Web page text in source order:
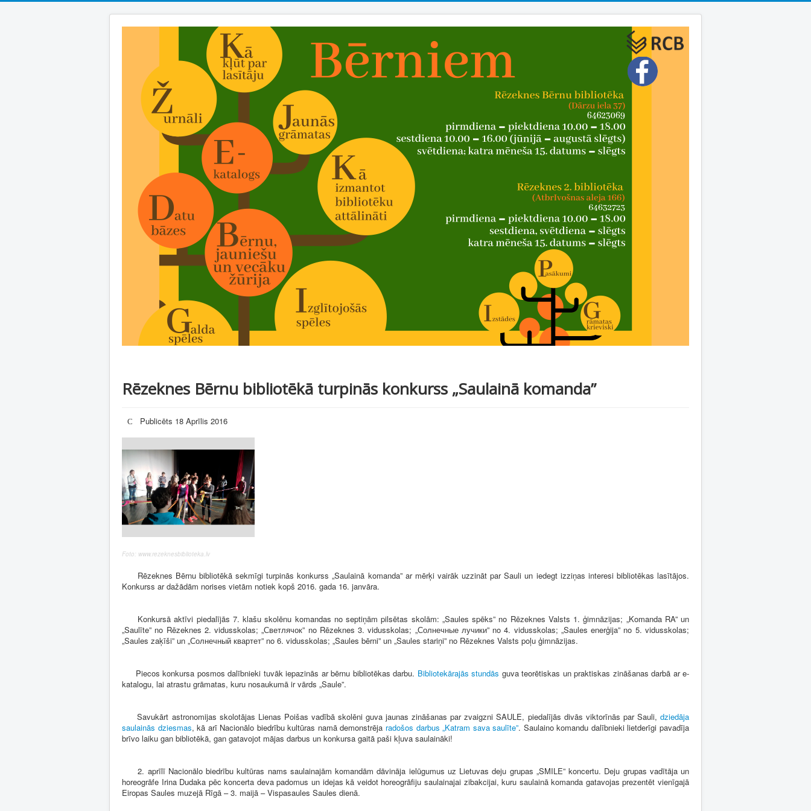
Rēzeknes Bērnu bibliotēkā turpinās konkurss „Saulainā komanda”
Publicēts 18 Aprīlis 2016
Foto: www.rezeknesbiblioteka.lv
Rēzeknes Bērnu bibliotēkā sekmīgi turpinās konkurss „Saulainā komanda” ar mērķi vairāk uzzināt par Sauli un iedegt izziņas interesi bibliotēkas lasītājos.
Konkurss ar dažādām norises vietām notiek kopš 2016. gada 16. janvāra.
Konkursā aktīvi piedalījās 7. klašu skolēnu komandas no septiņām pilsētas skolām: „Saules spēks” no Rēzeknes Valsts 1. ģimnāzijas; „Komanda RA” un
„Saulīte” no Rēzeknes 2. vidusskolas; „Светлячок” no Rēzeknes 3. vidusskolas; „Солнечные лучики” no 4. vidusskolas; „Saules enerģija” no 5. vidusskolas;
„Saules zaķīši” un „Солнечный квартет” no 6. vidusskolas; „Saules bērni” un „Saules stariņi” no Rēzeknes Valsts poļu ģimnāzijas.
Piecos konkursa posmos dalībnieki tuvāk iepazinās ar bērnu bibliotēkas darbu. Bibliotekārajās stundās guva teorētiskas un praktiskas zināšanas darbā ar e-
katalogu, lai atrastu grāmatas, kuru nosaukumā ir vārds „Saule”.
Savukārt astronomijas skolotājas Lienas Poišas vadībā skolēni guva jaunas zināšanas par zvaigzni SAULE, piedalījās divās viktorīnās par Sauli, dziedāja
saulainās dziesmas, kā arī Nacionālo biedrību kultūras namā demonstrēja radošos darbus „Katram sava saulīte”. Saulaino komandu dalībnieki lietderīgi pavadīja
brīvo laiku gan bibliotēkā, gan gatavojot mājas darbus un konkursa gaitā paši kļuva saulaināki!
2. aprīlī Nacionālo biedrību kultūras nams saulainajām komandām dāvināja ielūgumus uz Lietuvas deju grupas „SMILE” koncertu. Deju grupas vadītāja un
horeogrāfe Irina Dudaka pēc koncerta deva padomus un idejas kā veidot horeogrāfiju saulainajai zibakcijai, kuru saulainā komanda gatavojas prezentēt vienīgajā
Eiropas Saules muzejā Rīgā – 3. maijā – Vispasaules Saules dienā.